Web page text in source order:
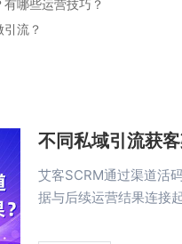
哪些运营技巧？
流？
不同私域引流获
艾客SCRM通过渠道活
据与后续运营结果连接